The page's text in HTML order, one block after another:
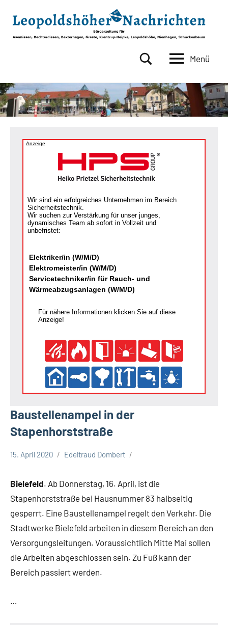
Inhalt
springen
Nachrichten
Asemissen,
Bechterdissen,
Bexterhagen,
Krentrup-
Menü
Anzeige
Wir sind ein erfolgreiches Unternehmen im Bereich
Sicherheitstechnik.
Wir suchen zur Verstärkung für unser junges,
dynamisches Team ab sofort in Vollzeit und
unbefristet:
Elektriker/in (W/M/D)
Elektromeister/in (W/M/D)
Servicetechniker/in für Rauch- und
Wärmeabzugsanlagen (W/M/D)
Für nähere Informationen klicken Sie auf diese
Anzeige!
Baustellenampel in der
Stapenhorststraße
15. April 2020 Edeltraud Dombert
Bielefeld. Ab Donnerstag, 16. April, ist die
Stapenhorststraße bei Hausnummer 83 halbseitig
gesperrt. Eine Baustellenampel regelt den Verkehr. Die
Stadtwerke Bielefeld arbeiten in diesem Bereich an den
Versorgungsleitungen. Voraussichtlich Mitte Mai sollen
die Arbeiten abgeschlossen sein. Zu Fuß kann der
Bereich passiert werden.
…